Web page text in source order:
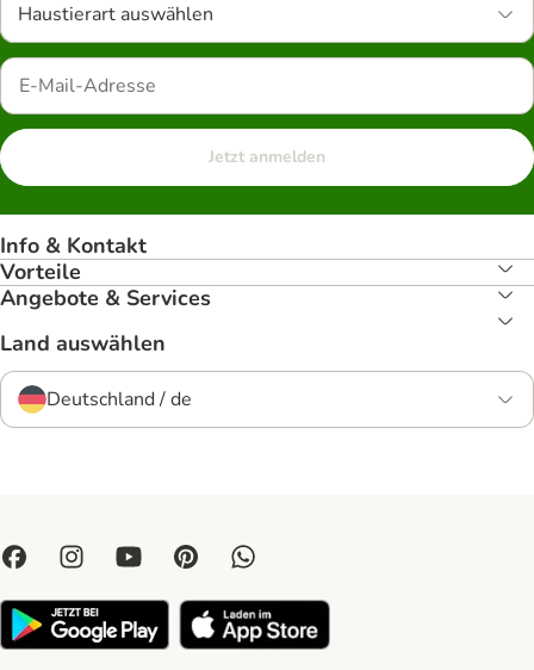
Haustierart auswählen
Jetzt anmelden
Info & Kontakt
Vorteile
Angebote & Services
Land auswählen
Deutschland / de